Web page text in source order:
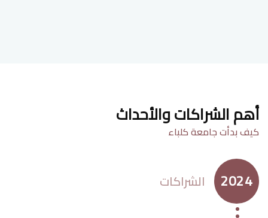
أهم الشراكات والأحداث
كيف بدأت جامعة كلباء
2024 الشراكات